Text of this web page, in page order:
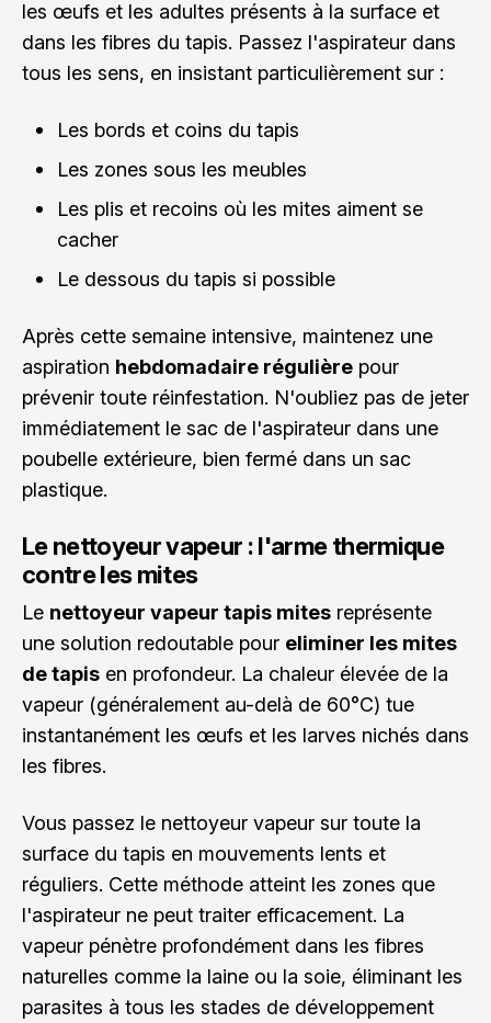
les œufs et les adultes présents à la surface et
dans les fibres du tapis. Passez l'aspirateur dans
tous les sens, en insistant particulièrement sur :
Les bords et coins du tapis
Les zones sous les meubles
Les plis et recoins où les mites aiment se
cacher
Le dessous du tapis si possible
Après cette semaine intensive, maintenez une
aspiration hebdomadaire régulière pour
prévenir toute réinfestation. N'oubliez pas de jeter
immédiatement le sac de l'aspirateur dans une
poubelle extérieure, bien fermé dans un sac
plastique.
Le nettoyeur vapeur : l'arme thermique
contre les mites
Le nettoyeur vapeur tapis mites représente
une solution redoutable pour eliminer les mites
de tapis en profondeur. La chaleur élevée de la
vapeur (généralement au-delà de 60°C) tue
instantanément les œufs et les larves nichés dans
les fibres.
Vous passez le nettoyeur vapeur sur toute la
surface du tapis en mouvements lents et
réguliers. Cette méthode atteint les zones que
l'aspirateur ne peut traiter efficacement. La
vapeur pénètre profondément dans les fibres
naturelles comme la laine ou la soie, éliminant les
parasites à tous les stades de développement